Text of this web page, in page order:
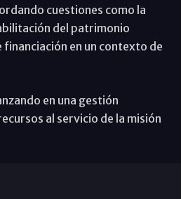
cuestiones como la
del patrimonio
en un contexto de
en una gestión
al servicio de la misión